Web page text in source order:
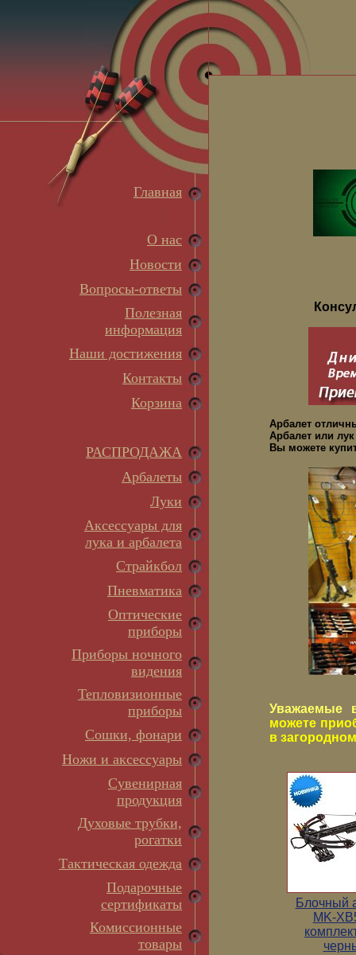
Главная
О нас
Новости
Вопросы-ответы
Полезная
информация
Наши достижения
Контакты
Корзина
РАСПРОДАЖА
Арбалеты
Луки
Аксессуары для
лука и арбалета
Страйкбол
Пневматика
Оптические
приборы
Приборы ночного
видения
Тепловизионные
приборы
Сошки, фонари
Ножи и аксессуары
Сувенирная
продукция
Духовые трубки,
рогатки
Тактическая одежда
Подарочные
сертификаты
Комиссионные
товары
Арбалет
Арбалет или
Вы можете
Уважаемые
можете
в
Блочный
MK-